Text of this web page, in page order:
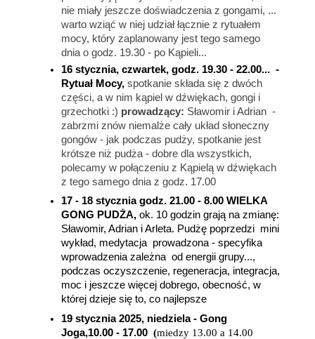
nie miały jeszcze doświadczenia z gongami, ...
warto wziąć w niej udział łącznie z rytuałem
mocy, który zaplanowany jest tego samego
dnia o godz. 19.30 - po Kąpieli...
16 stycznia, czwartek, godz. 19.30 - 22.00... -
Rytuał Mocy, spotkanie składa się z dwóch
części,a w nim kąpiel w dźwiękach, gongi i
grzechotki :) prowadzący: Sławomir i Adrian -
zabrzmi znów niemalże cały układ słoneczny
gongów - jak podczas pudży, spotkanie jest
krótsze niż pudża - dobre dla wszystkich,
polecamy w połączeniu z Kąpielą w dźwiękach
z tego samego dnia z godz. 17.00
17 - 18 stycznia godz. 21.00 - 8.00 WIELKA
GONG PUDŻA,ok. 10 godzin grają na zmianę:
Sławomir, Adrian i Arleta. Pudżę poprzedzi mini
wykład, medytacja prowadzona - specyfika
wprowadzenia zależna od energii grupy...,
podczas oczyszczenie, regeneracja, integracja,
moc i jeszcze więcej dobrego, obecność, w
której dzieje się to, co najlepsze
19 stycznia2025, niedziela - Gong
Joga,10.00 - 17.00 (miedzy 13.00 a 14.00